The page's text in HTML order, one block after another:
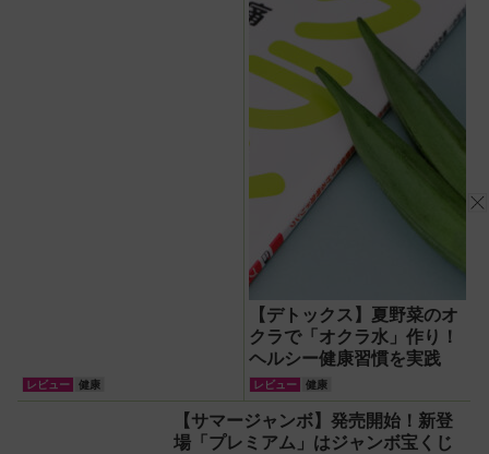
レビュー 健康
【デトックス】夏野菜のオ
クラで「オクラ水」作り！
ヘルシー健康習慣を実践
レビュー 健康
【サマージャンボ】発売開始！新登
場「プレミアム」はジャンボ宝くじ